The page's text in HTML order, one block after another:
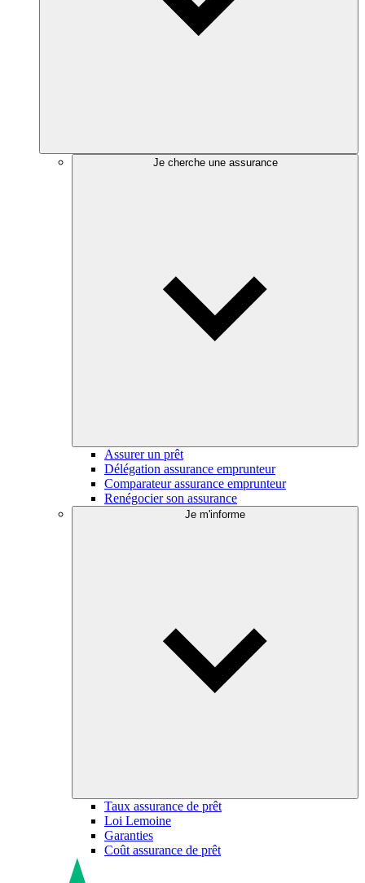
Je cherche une assurance
Assurer un prêt
Délégation assurance emprunteur
Comparateur assurance emprunteur
Renégocier son assurance
Je m'informe
Taux assurance de prêt
Loi Lemoine
Garanties
Coût assurance de prêt